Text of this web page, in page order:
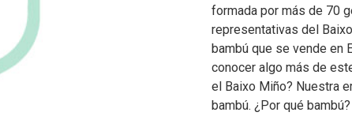
formada por más de 70
representativas del
bambú que se vende en
conocer algo más de
el Baixo Miño? Nuestra
bambú. ¿Por qué